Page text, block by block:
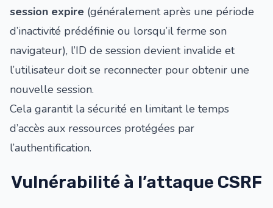
session expire (généralement après une période
d’inactivité prédéfinie ou lorsqu’il ferme son
navigateur), l’ID de session devient invalide et
l’utilisateur doit se reconnecter pour obtenir une
nouvelle session.
Cela garantit la sécurité en limitant le temps
d’accès aux ressources protégées par
l’authentification.
Vulnérabilité à l’attaque CSRF